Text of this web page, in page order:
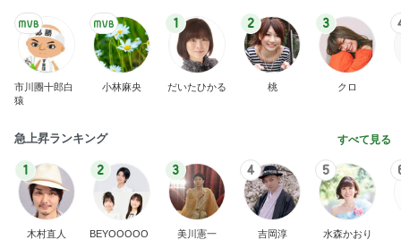
市川團十郎白
猿
小林麻央
1
だいたひかる
2
桃
3
クロ
急上昇ランキング すべて見る
1
木村直人
2
BEYOOOOO
3
美川憲一
4
吉岡淳
5
水森かおり